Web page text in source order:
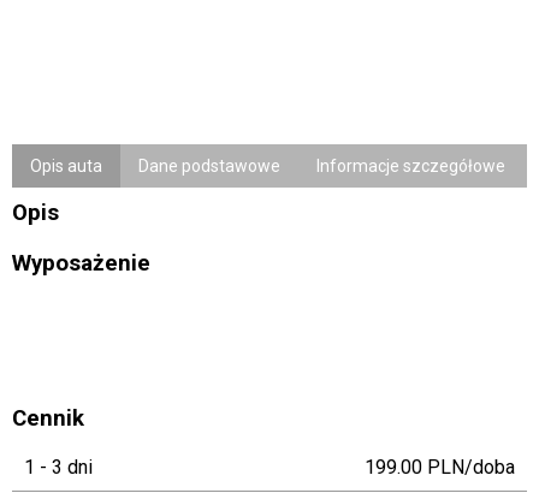
Opis auta Dane podstawowe Informacje szczegółowe
Opis
Wyposażenie
Cennik
1 - 3 dni 199.00 PLN/doba